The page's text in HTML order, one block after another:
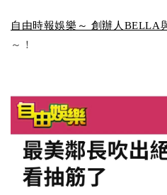
自由時報娛樂～ 創辦人BELLA
～！